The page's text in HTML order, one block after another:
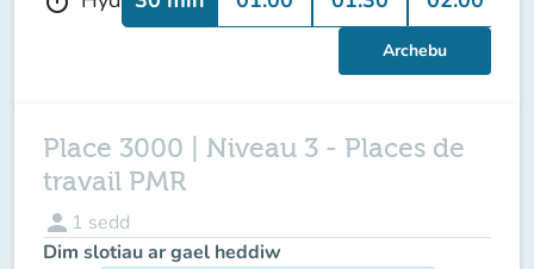
Archebu
Place 3000 | Niveau 3 - Places de
travail PMR
person 1 sedd
Dim slotiau ar gael heddiw